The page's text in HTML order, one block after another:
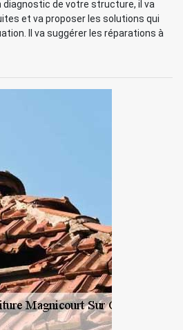
de votre structure, il va
et va proposer les solutions qui
Il va suggérer les réparations à